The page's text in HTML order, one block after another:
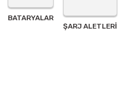
BATARYALAR
ŞARJ ALETLERI